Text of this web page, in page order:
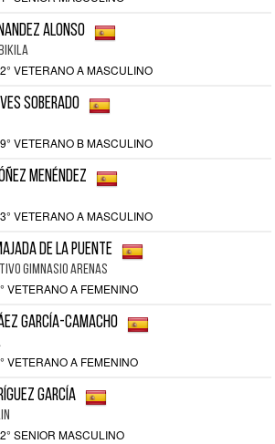
ALONSO
VETERANO A MASCULINO
SOBERADO
VETERANO B MASCULINO
MENÉNDEZ
VETERANO A MASCULINO
DE LA PUENTE
GIMNASIO ARENAS
VETERANO A FEMENINO
GARCÍA-CAMACHO
VETERANO A FEMENINO
GARCÍA
SENIOR MASCULINO